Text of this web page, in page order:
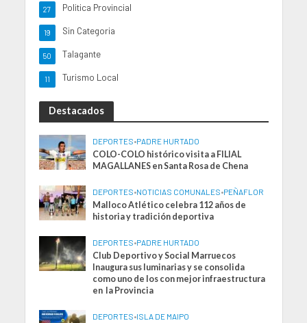
Politica Provincial
27
Sin Categoria
19
Talagante
50
Turismo Local
11
Destacados
DEPORTES•PADRE HURTADO
COLO-COLO histórico visita a FILIAL
MAGALLANES en Santa Rosa de Chena
DEPORTES•NOTICIAS COMUNALES•PEÑAFLOR
Malloco Atlético celebra 112 años de
historia y tradición deportiva
DEPORTES•PADRE HURTADO
Club Deportivo y Social Marruecos
Inaugura sus luminarias y se consolida
como uno de los con mejor infraestructura
en la Provincia
DEPORTES•ISLA DE MAIPO